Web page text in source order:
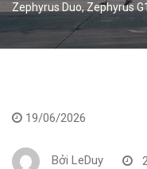
Zephyrus Duo, Zephyrus
19/06/2026
Bởi LeDuy